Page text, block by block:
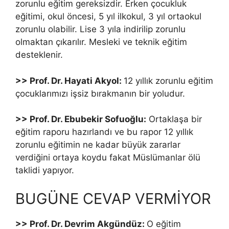
zorunlu eğitim gereksizdir. Erken çocukluk
eğitimi, okul öncesi, 5 yıl ilkokul, 3 yıl ortaokul
zorunlu olabilir. Lise 3 yıla indirilip zorunlu
olmaktan çıkarılır. Mesleki ve teknik eğitim
desteklenir.
>> Prof. Dr. Hayati Akyol: 12 yıllık zorunlu eğitim
çocuklarımızı işsiz bırakmanın bir yoludur.
>> Prof. Dr. Ebubekir Sofuoğlu: Ortaklaşa bir
eğitim raporu hazırlandı ve bu rapor 12 yıllık
zorunlu eğitimin ne kadar büyük zararlar
verdiğini ortaya koydu fakat Müslümanlar ölü
taklidi yapıyor.
BUGÜNE CEVAP VERMİYOR
>> Prof. Dr. Devrim Akgündüz: O eğitim